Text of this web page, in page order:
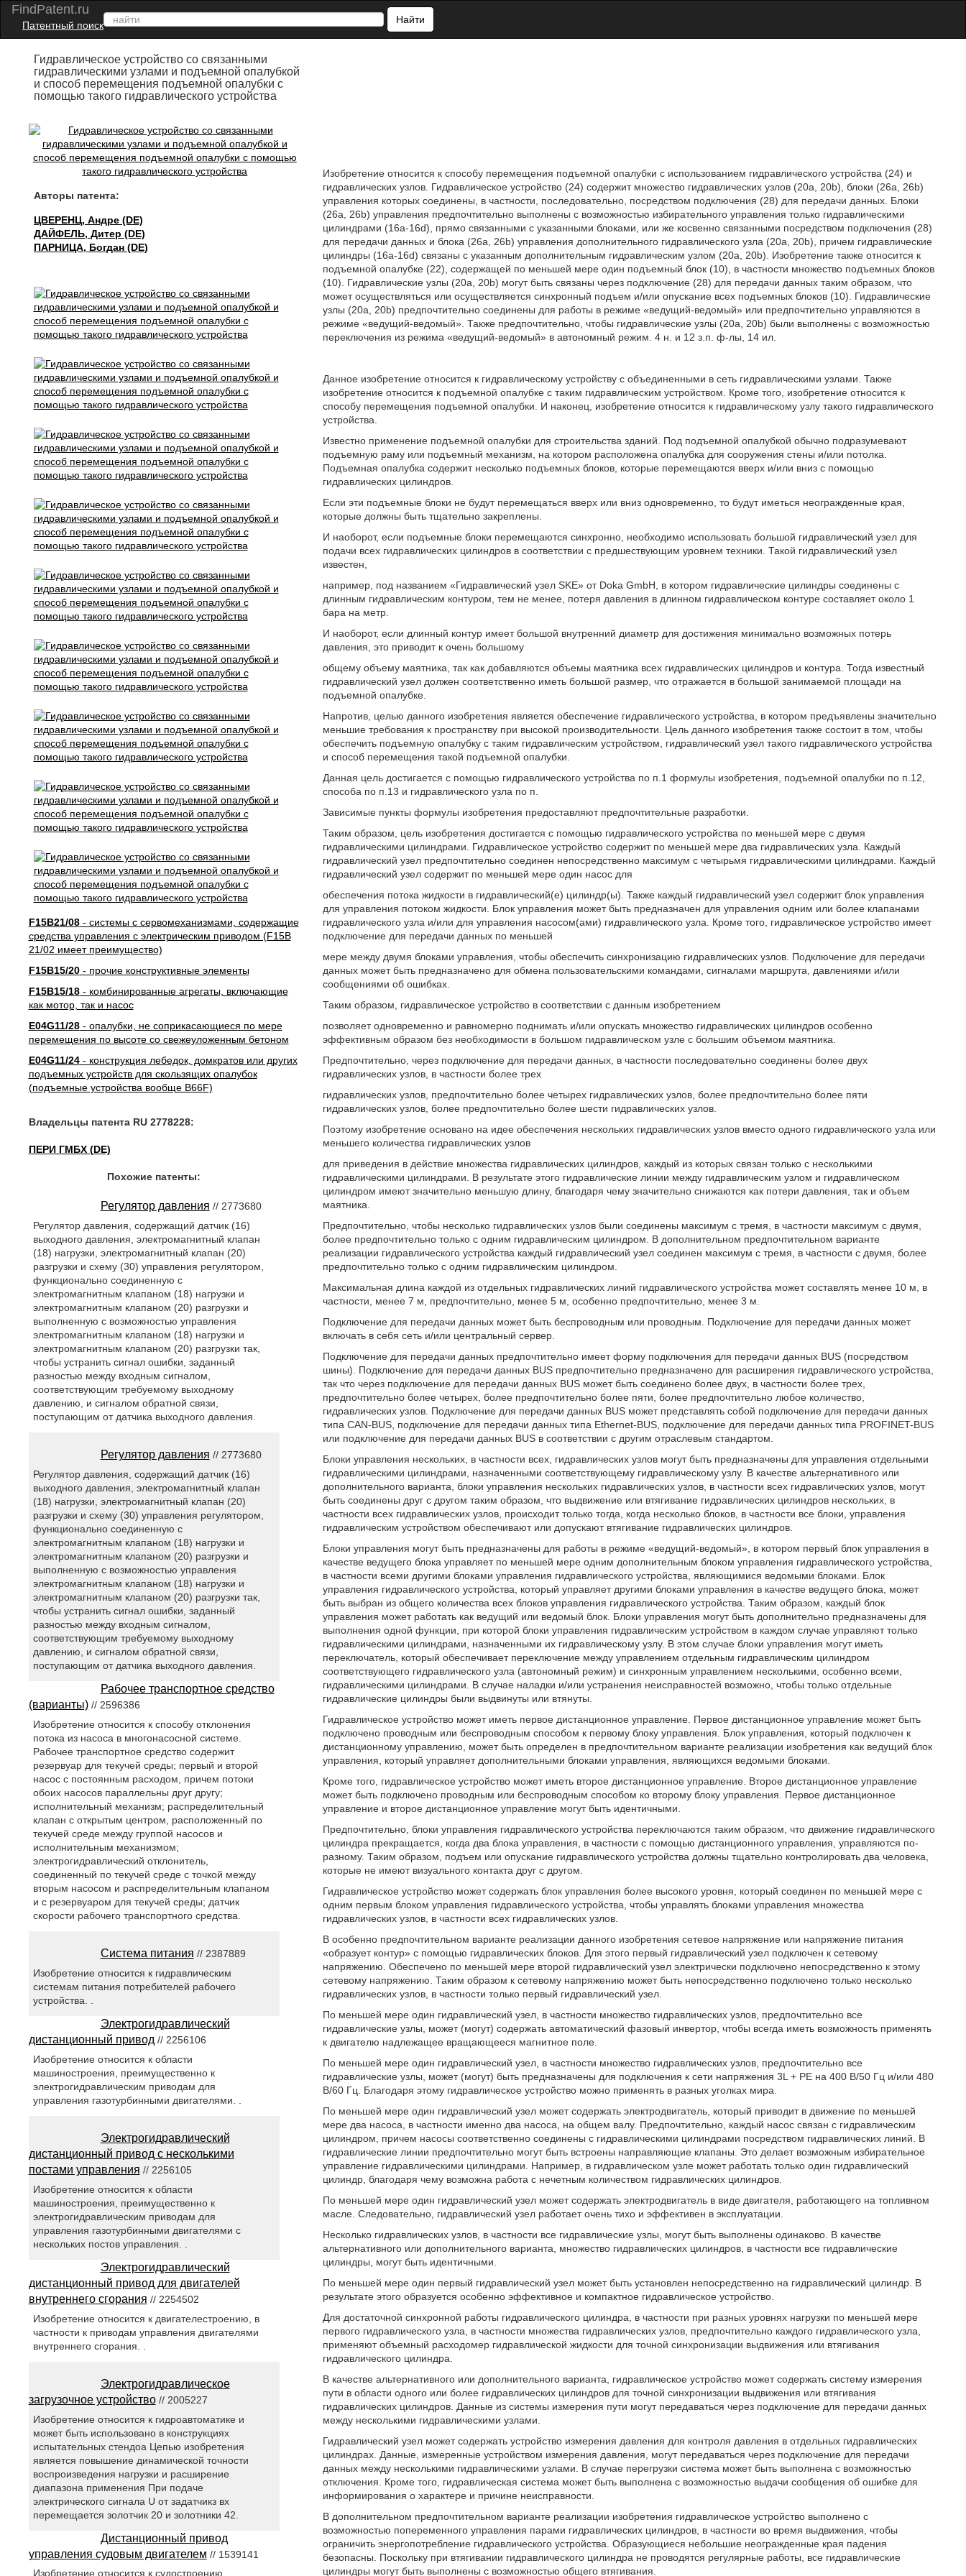
FindPatent.ru
Патентный поиск
Найти
Гидравлическое устройство со связанными
гидравлическими узлами и подъемной опалубкой
и способ перемещения подъемной опалубки с
помощью такого гидравлического устройства
Авторы патента:
ЦВЕРЕНЦ, Андре (DE)
ДАЙФЕЛЬ, Дитер (DE)
ПАРНИЦА, Богдан (DE)
F15B21/08- системы с сервомеханизмами, содержащие
средства управления с электрическим приводом (F15B
21/02 имеет преимущество)
F15B15/20- прочие конструктивные элементы
F15B15/18- комбинированные агрегаты, включающие
как мотор, так и насос
E04G11/28- опалубки, не соприкасающиеся по мере
перемещения по высоте со свежеуложенным бетоном
E04G11/24- конструкция лебедок, домкратов или других
подъемных устройств для скользящих опалубок
(подъемные устройства вообще B66F)
Владельцы патента RU 2778228:
ПЕРИ ГМБХ (DE)
Изобретение относится к способу перемещения подъемной опалубки с использованием гидравлического устройства (24) и
гидравлических узлов. Гидравлическое устройство (24) содержит множество гидравлических узлов (20а, 20b), блоки (26а, 26b)
управления которых соединены, в частности, последовательно, посредством подключения (28) для передачи данных. Блоки
(26a, 26b) управления предпочтительно выполнены с возможностью избирательного управления только гидравлическими
цилиндрами (16a-16d), прямо связанными с указанными блоками, или же косвенно связанными посредством подключения (28)
для передачи данных и блока (26a, 26b) управления дополнительного гидравлического узла (20a, 20b), причем гидравлические
цилиндры (16a-16d) связаны с указанным дополнительным гидравлическим узлом (20a, 20b). Изобретение также относится к
подъемной опалубке (22), содержащей по меньшей мере один подъемный блок (10), в частности множество подъемных блоков
(10). Гидравлические узлы (20a, 20b) могут быть связаны через подключение (28) для передачи данных таким образом, что
может осуществляться или осуществляется синхронный подъем и/или опускание всех подъемных блоков (10). Гидравлические
узлы (20а, 20b) предпочтительно соединены для работы в режиме «ведущий-ведомый» или предпочтительно управляются в
режиме «ведущий-ведомый». Также предпочтительно, чтобы гидравлические узлы (20a, 20b) были выполнены с возможностью
переключения из режима «ведущий-ведомый» в автономный режим. 4 н. и 12 з.п. ф-лы, 14 ил.
Данное изобретение относится к гидравлическому устройству с объединенными в сеть гидравлическими узлами. Также
изобретение относится к подъемной опалубке с таким гидравлическим устройством. Кроме того, изобретение относится к
способу перемещения подъемной опалубки. И наконец, изобретение относится к гидравлическому узлу такого гидравлического
устройства.
Известно применение подъемной опалубки для строительства зданий. Под подъемной опалубкой обычно подразумевают
подъемную раму или подъемный механизм, на котором расположена опалубка для сооружения стены и/или потолка.
Подъемная опалубка содержит несколько подъемных блоков, которые перемещаются вверх и/или вниз с помощью
гидравлических цилиндров.
Если эти подъемные блоки не будут перемещаться вверх или вниз одновременно, то будут иметься неогражденные края,
которые должны быть тщательно закреплены.
И наоборот, если подъемные блоки перемещаются синхронно, необходимо использовать большой гидравлический узел для
подачи всех гидравлических цилиндров в соответствии с предшествующим уровнем техники. Такой гидравлический узел
известен,
например, под названием «Гидравлический узел SKE» от Doka GmbH, в котором гидравлические цилиндры соединены с
длинным гидравлическим контуром, тем не менее, потеря давления в длинном гидравлическом контуре составляет около 1
бара на метр.
И наоборот, если длинный контур имеет большой внутренний диаметр для достижения минимально возможных потерь
давления, это приводит к очень большому
общему объему маятника, так как добавляются объемы маятника всех гидравлических цилиндров и контура. Тогда известный
гидравлический узел должен соответственно иметь большой размер, что отражается в большой занимаемой площади на
подъемной опалубке.
Напротив, целью данного изобретения является обеспечение гидравлического устройства, в котором предъявлены значительно
меньшие требования к пространству при высокой производительности. Цель данного изобретения также состоит в том, чтобы
обеспечить подъемную опалубку с таким гидравлическим устройством, гидравлический узел такого гидравлического устройства
и способ перемещения такой подъемной опалубки.
Данная цель достигается с помощью гидравлического устройства по п.1 формулы изобретения, подъемной опалубки по п.12,
способа по п.13 и гидравлического узла по п.
Зависимые пункты формулы изобретения предоставляют предпочтительные разработки.
Таким образом, цель изобретения достигается с помощью гидравлического устройства по меньшей мере с двумя
гидравлическими цилиндрами. Гидравлическое устройство содержит по меньшей мере два гидравлических узла. Каждый
гидравлический узел предпочтительно соединен непосредственно максимум с четырьмя гидравлическими цилиндрами. Каждый
гидравлический узел содержит по меньшей мере один насос для
обеспечения потока жидкости в гидравлический(е) цилиндр(ы). Также каждый гидравлический узел содержит блок управления
для управления потоком жидкости. Блок управления может быть предназначен для управления одним или более клапанами
гидравлического узла и/или для управления насосом(ами) гидравлического узла. Кроме того, гидравлическое устройство имеет
подключение для передачи данных по меньшей
мере между двумя блоками управления, чтобы обеспечить синхронизацию гидравлических узлов. Подключение для передачи
данных может быть предназначено для обмена пользовательскими командами, сигналами маршрута, давлениями и/или
сообщениями об ошибках.
Таким образом, гидравлическое устройство в соответствии с данным изобретением
позволяет одновременно и равномерно поднимать и/или опускать множество гидравлических цилиндров особенно
эффективным образом без необходимости в большом гидравлическом узле с большим объемом маятника.
Предпочтительно, через подключение для передачи данных, в частности последовательно соединены более двух
гидравлических узлов, в частности более трех
гидравлических узлов, предпочтительно более четырех гидравлических узлов, более предпочтительно более пяти
гидравлических узлов, более предпочтительно более шести гидравлических узлов.
Поэтому изобретение основано на идее обеспечения нескольких гидравлических узлов вместо одного гидравлического узла или
меньшего количества гидравлических узлов
для приведения в действие множества гидравлических цилиндров, каждый из которых связан только с несколькими
гидравлическими цилиндрами. В результате этого гидравлические линии между гидравлическим узлом и гидравлическом
цилиндром имеют значительно меньшую длину, благодаря чему значительно снижаются как потери давления, так и объем
маятника.
Предпочтительно, чтобы несколько гидравлических узлов были соединены максимум с тремя, в частности максимум с двумя,
более предпочтительно только с одним гидравлическим цилиндром. В дополнительном предпочтительном варианте
реализации гидравлического устройства каждый гидравлический узел соединен максимум с тремя, в частности с двумя, более
предпочтительно только с одним гидравлическим цилиндром.
Максимальная длина каждой из отдельных гидравлических линий гидравлического устройства может составлять менее 10 м, в
частности, менее 7 м, предпочтительно, менее 5 м, особенно предпочтительно, менее 3 м.
Подключение для передачи данных может быть беспроводным или проводным. Подключение для передачи данных может
включать в себя сеть и/или центральный сервер.
Подключение для передачи данных предпочтительно имеет форму подключения для передачи данных BUS (посредством
шины). Подключение для передачи данных BUS предпочтительно предназначено для расширения гидравлического устройства,
так что через подключение для передачи данных BUS может быть соединено более двух, в частности более трех,
предпочтительно более четырех, более предпочтительно более пяти, более предпочтительно любое количество,
гидравлических узлов. Подключение для передачи данных BUS может представлять собой подключение для передачи данных
типа CAN-BUS, подключение для передачи данных типа Ethernet-BUS, подключение для передачи данных типа PROFINET-BUS
или подключение для передачи данных BUS в соответствии с другим отраслевым стандартом.
Блоки управления нескольких, в частности всех, гидравлических узлов могут быть предназначены для управления отдельными
гидравлическими цилиндрами, назначенными соответствующему гидравлическому узлу. В качестве альтернативного или
дополнительного варианта, блоки управления нескольких гидравлических узлов, в частности всех гидравлических узлов, могут
быть соединены друг с другом таким образом, что выдвижение или втягивание гидравлических цилиндров нескольких, в
частности всех гидравлических узлов, происходит только тогда, когда несколько блоков, в частности все блоки, управления
гидравлическим устройством обеспечивают или допускают втягивание гидравлических цилиндров.
Блоки управления могут быть предназначены для работы в режиме «ведущий-ведомый», в котором первый блок управления в
качестве ведущего блока управляет по меньшей мере одним дополнительным блоком управления гидравлического устройства,
в частности всеми другими блоками управления гидравлического устройства, являющимися ведомыми блоками. Блок
управления гидравлического устройства, который управляет другими блоками управления в качестве ведущего блока, может
быть выбран из общего количества всех блоков управления гидравлического устройства. Таким образом, каждый блок
управления может работать как ведущий или ведомый блок. Блоки управления могут быть дополнительно предназначены для
выполнения одной функции, при которой блоки управления гидравлическим устройством в каждом случае управляют только
гидравлическими цилиндрами, назначенными их гидравлическому узлу. В этом случае блоки управления могут иметь
переключатель, который обеспечивает переключение между управлением отдельным гидравлическим цилиндром
соответствующего гидравлического узла (автономный режим) и синхронным управлением несколькими, особенно всеми,
гидравлическими цилиндрами. В случае наладки и/или устранения неисправностей возможно, чтобы только отдельные
гидравлические цилиндры были выдвинуты или втянуты.
Гидравлическое устройство может иметь первое дистанционное управление. Первое дистанционное управление может быть
подключено проводным или беспроводным способом к первому блоку управления. Блок управления, который подключен к
дистанционному управлению, может быть определен в предпочтительном варианте реализации изобретения как ведущий блок
управления, который управляет дополнительными блоками управления, являющихся ведомыми блоками.
Кроме того, гидравлическое устройство может иметь второе дистанционное управление. Второе дистанционное управление
может быть подключено проводным или беспроводным способом ко второму блоку управления. Первое дистанционное
управление и второе дистанционное управление могут быть идентичными.
Предпочтительно, блоки управления гидравлического устройства переключаются таким образом, что движение гидравлического
цилиндра прекращается, когда два блока управления, в частности с помощью дистанционного управления, управляются по-
разному. Таким образом, подъем или опускание гидравлического устройства должны тщательно контролировать два человека,
которые не имеют визуального контакта друг с другом.
Гидравлическое устройство может содержать блок управления более высокого уровня, который соединен по меньшей мере с
одним первым блоком управления гидравлического устройства, чтобы управлять блоками управления множества
гидравлических узлов, в частности всех гидравлических узлов.
В особенно предпочтительном варианте реализации данного изобретения сетевое напряжение или напряжение питания
«образует контур» с помощью гидравлических блоков. Для этого первый гидравлический узел подключен к сетевому
напряжению. Обеспечено по меньшей мере второй гидравлический узел электрически подключено непосредственно к этому
сетевому напряжению. Таким образом к сетевому напряжению может быть непосредственно подключено только несколько
гидравлических узлов, в частности только первый гидравлический узел.
По меньшей мере один гидравлический узел, в частности множество гидравлических узлов, предпочтительно все
гидравлические узлы, может (могут) содержать автоматический фазовый инвертор, чтобы всегда иметь возможность применять
к двигателю надлежащее вращающееся магнитное поле.
По меньшей мере один гидравлический узел, в частности множество гидравлических узлов, предпочтительно все
гидравлические узлы, может (могут) быть предназначены для подключения к сети напряжения 3L + PE на 400 В/50 Гц и/или 480
В/60 Гц. Благодаря этому гидравлическое устройство можно применять в разных уголках мира.
По меньшей мере один гидравлический узел может содержать электродвигатель, который приводит в движение по меньшей
мере два насоса, в частности именно два насоса, на общем валу. Предпочтительно, каждый насос связан с гидравлическим
цилиндром, причем насосы соответственно соединены с гидравлическими цилиндрами посредством гидравлических линий. В
гидравлические линии предпочтительно могут быть встроены направляющие клапаны. Это делает возможным избирательное
управление гидравлическими цилиндрами. Например, в гидравлическом узле может работать только один гидравлический
цилиндр, благодаря чему возможна работа с нечетным количеством гидравлических цилиндров.
По меньшей мере один гидравлический узел может содержать электродвигатель в виде двигателя, работающего на топливном
масле. Следовательно, гидравлический узел работает очень тихо и эффективен в эксплуатации.
Несколько гидравлических узлов, в частности все гидравлические узлы, могут быть выполнены одинаково. В качестве
альтернативного или дополнительного варианта, множество гидравлических цилиндров, в частности все гидравлические
цилиндры, могут быть идентичными.
По меньшей мере один первый гидравлический узел может быть установлен непосредственно на гидравлический цилиндр. В
результате этого образуется особенно эффективное и компактное гидравлическое устройство.
Для достаточной синхронной работы гидравлического цилиндра, в частности при разных уровнях нагрузки по меньшей мере
первого гидравлического узла, в частности множества гидравлических узлов, предпочтительно каждого гидравлического узла,
применяют объемный расходомер гидравлической жидкости для точной синхронизации выдвижения или втягивания
гидравлического цилиндра.
В качестве альтернативного или дополнительного варианта, гидравлическое устройство может содержать систему измерения
пути в области одного или более гидравлических цилиндров для точной синхронизации выдвижения или втягивания
гидравлических цилиндров. Данные из системы измерения пути могут передаваться через подключение для передачи данных
между несколькими гидравлическими узлами.
Гидравлический узел может содержать устройство измерения давления для контроля давления в отдельных гидравлических
цилиндрах. Данные, измеренные устройством измерения давления, могут передаваться через подключение для передачи
данных между несколькими гидравлическими узлами. В случае перегрузки система может быть выполнена с возможностью
отключения. Кроме того, гидравлическая система может быть выполнена с возможностью выдачи сообщения об ошибке для
информирования о характере и причине неисправности.
В дополнительном предпочтительном варианте реализации изобретения гидравлическое устройство выполнено с
возможностью попеременного управления парами гидравлических цилиндров, в частности во время выдвижения, чтобы
ограничить энергопотребление гидравлического устройства. Образующиеся небольшие неогражденные края падения
безопасны. Поскольку при втягивании гидравлического цилиндра не проводятся регулярные работы, все гидравлические
цилиндры могут быть выполнены с возможностью общего втягивания.
Похожие патенты:
Регулятор давления // 2773680
Регулятор давления, содержащий датчик (16)
выходного давления, электромагнитный клапан
(18) нагрузки, электромагнитный клапан (20)
разгрузки и схему (30) управления регулятором,
функционально соединенную с
электромагнитным клапаном (18) нагрузки и
электромагнитным клапаном (20) разгрузки и
выполненную с возможностью управления
электромагнитным клапаном (18) нагрузки и
электромагнитным клапаном (20) разгрузки так,
чтобы устранить сигнал ошибки, заданный
разностью между входным сигналом,
соответствующим требуемому выходному
давлению, и сигналом обратной связи,
поступающим от датчика выходного давления.
Регулятор давления // 2773680
Регулятор давления, содержащий датчик (16)
выходного давления, электромагнитный клапан
(18) нагрузки, электромагнитный клапан (20)
разгрузки и схему (30) управления регулятором,
функционально соединенную с
электромагнитным клапаном (18) нагрузки и
электромагнитным клапаном (20) разгрузки и
выполненную с возможностью управления
электромагнитным клапаном (18) нагрузки и
электромагнитным клапаном (20) разгрузки так,
чтобы устранить сигнал ошибки, заданный
разностью между входным сигналом,
соответствующим требуемому выходному
давлению, и сигналом обратной связи,
поступающим от датчика выходного давления.
Рабочее транспортное средство
(варианты)// 2596386
Изобретение относится к способу отклонения
потока из насоса в многонасосной системе.
Рабочее транспортное средство содержит
резервуар для текучей среды; первый и второй
насос с постоянным расходом, причем потоки
обоих насосов параллельны друг другу;
исполнительный механизм; распределительный
клапан с открытым центром, расположенный по
текучей среде между группой насосов и
исполнительным механизмом;
электрогидравлический отклонитель,
соединенный по текучей среде с точкой между
вторым насосом и распределительным клапаном
и с резервуаром для текучей среды; датчик
скорости рабочего транспортного средства.
Система питания // 2387889
Изобретение относится к гидравлическим
системам питания потребителей рабочего
устройства. .
Электрогидравлический
дистанционный привод // 2256106
Изобретение относится к области
машиностроения, преимущественно к
электрогидравлическим приводам для
управления газотурбинными двигателями. .
Электрогидравлический
дистанционный привод с несколькими
постами управления // 2256105
Изобретение относится к области
машиностроения, преимущественно к
электрогидравлическим приводам для
управления газотурбинными двигателями с
нескольких постов управления. .
Электрогидравлический
дистанционный привод для двигателей
внутреннего сгорания // 2254502
Изобретение относится к двигателестроению, в
частности к приводам управления двигателями
внутреннего сгорания. .
Электрогидравлическое
загрузочное устройство// 2005227
Изобретение относится к гидроавтоматике и
может быть использовано в конструкциях
испытательных стендоа Цепью изобретения
является повышение динамической точности
воспроизведения нагрузки и расширение
диапазона применения При подаче
электрического сигнала U от задатчикз вх
перемещается золотчик 20 и золотники 42.
Дистанционный привод
управления судовым двигателем // 1539141
Изобретение относится к судостроению. .